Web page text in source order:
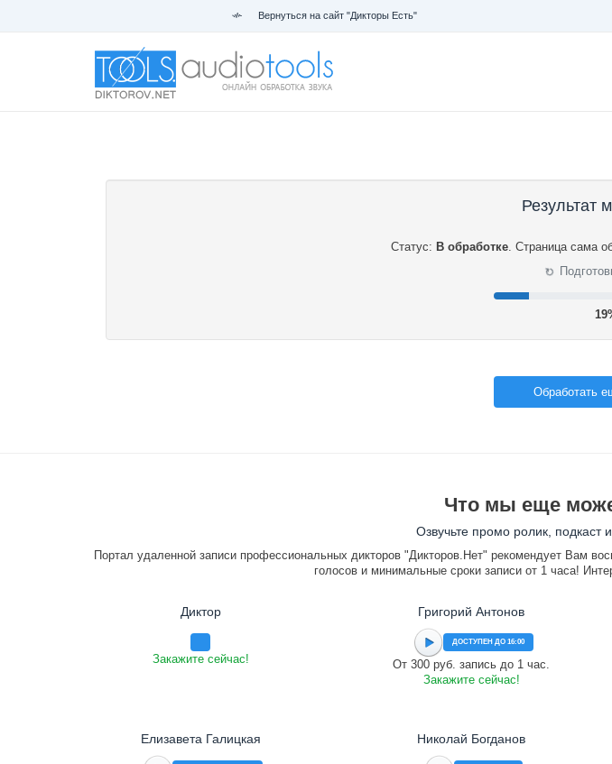
Вернуться на сайт "Дикторы Есть"
Результат
Статус: В обработке. Страница сама
⟳
Обработать
Что мы еще
Озвучьте промо ролик, подкаст
Портал удаленной записи профессиональных дикторов "Дикторов.Нет" рекомендует Вам
голосов и минимальные сроки записи от 1 часа!
Диктор
Закажите сейчас!
Григорий Антонов
ДОСТУПЕН ДО 16:00
От 300 руб. запись до 1 час.
Закажите сейчас!
Елизавета Галицкая Николай Богданов